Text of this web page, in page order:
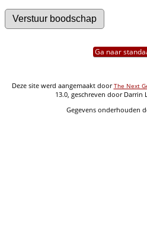
Ga naar
Deze site werd aangemaakt doorThe Next
13.0, geschreven door Darrin
Gegevens onderhouden